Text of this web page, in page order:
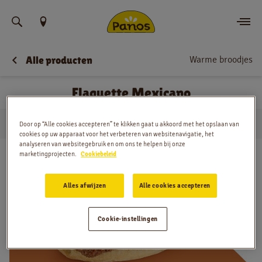
Vind uw locatie
Nieuws
Menu
Winkels
App
Contact
Jobs
Alle producten Warme broodjes
Flaguette Mexicano
Huis
… Warme broodjes Flaguette Mexicano
Door op “Alle cookies accepteren” te klikken gaat u akkoord met het opslaan van
cookies op uw apparaat voor het verbeteren van websitenavigatie, het
analyseren van websitegebruik en om ons te helpen bij onze
marketingprojecten. Cookiebeleid
Alles afwijzen Alle cookies accepteren
Cookie-instellingen